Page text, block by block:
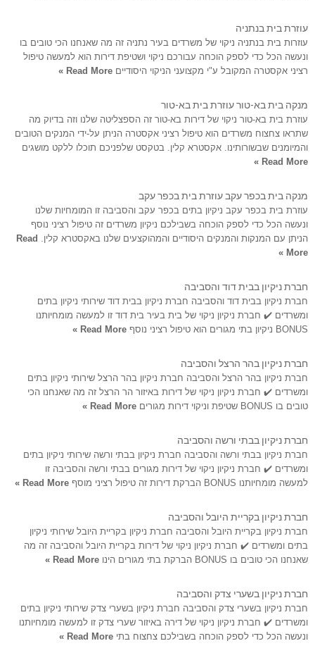
עוזרת בית בנתניה
עוזרות בית בנתניה ניקוי של משרדים בעיר נתניה זה מה שאנחנו הכי טובים בו
ונעשה הכל כדי לספק הוכחה עבורכם ניקוי ושטיפת דירות הוא למעשה טיפול
רציני אקסטרה המקובל ע"י מקצועני הניקוי היסודיים Read More »
מנקה בית בא-טור עוזרת בית בא-טור
עוזרת בית בא-טור ניקוי של דירות בא-טור זה הספצליטה שלנו וזה בדיוק מה
שתראו צחצוח משרדים הוא טיפול רציני אקסטרה הניתן על-ידי המנקים הטובים
והמיומנים שבשורותינו. אקסטרא קלין. בטקסט שלפניכם תוכלו ללקט מושגים
Read More »
מנקה בית בכפר עקב עוזרת בית בכפר עקב
עוזרת בית בכפר עקב ניקיון בתים בכפר עקב והסביבה זו המומחיות שלנו
ונעשה הכל כדי לספק הוכחה בשבילכם ניקיון משרדים זה טיפול רציני נוסף
הניתן עם המנקות והמנקים היסודיים והמהוקצעים שלנו באקסטרא קלין. Read
More »
חברת ניקיון בבית דוד והסביבה
חברת ניקיון בבית דוד והסביבה חברת ניקיון בבית דוד שירותי ניקיון בתים
ומשרדים ✔️ חברת ניקיון ניקוי של בית בעיר בית דוד זו למעשה מומחיותנו
BONUS ניקיון בתי מגורים הוא טיפול רציני נוסף
Read More »
חברת ניקיון בהר הרצל והסביבה
חברת ניקיון בהר הרצל והסביבה חברת ניקיון בהר הרצל שירותי ניקיון בתים
ומשרדים ✔️ חברת ניקיון ניקוי של דירות באיזור הר הרצל זה מה שאנחנו הכי
טובים בו BONUS שטיפת וניקוי דירות מגורים
Read More »
חברת ניקיון בבתי ורשה והסביבה
חברת ניקיון בבתי ורשה והסביבה חברת ניקיון בבתי ורשה שירותי ניקיון בתים
ומשרדים ✔️ חברת ניקיון ניקוי של דירות מגורים בבתי ורשה והסביבה זו
למעשה מומחיותנו BONUS הברקת דירות זה טיפול רציני מוסף
Read More »
חברת ניקיון בקריית היובל והסביבה
חברת ניקיון בקריית היובל והסביבה חברת ניקיון בקריית היובל שירותי ניקיון
בתים ומשרדים ✔️ חברת ניקיון ניקוי של דירות בקריית היובל והסביבה זה מה
שאנחנו הכי טובים בו BONUS הברקת בתי מגורים הינו
Read More »
חברת ניקיון בשערי צדק והסביבה
חברת ניקיון בשערי צדק והסביבה חברת ניקיון בשערי צדק שירותי ניקיון בתים
ומשרדים ✔️ חברת ניקיון ניקוי של דירה באיזור שערי צדק זו למעשה מומחיותנו
ונעשה הכל כדי לספק הוכחה בשבילכם צחצוח בתי Read More »